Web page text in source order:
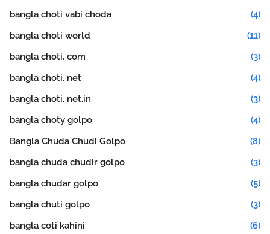
bangla choti vabi choda
(4)
bangla choti world
(11)
bangla choti. com
(3)
bangla choti. net
(4)
bangla choti. net.in
(3)
bangla choty golpo
(4)
Bangla Chuda Chudi Golpo
(8)
bangla chuda chudir golpo
(3)
bangla chudar golpo
(5)
bangla chuti golpo
(3)
bangla coti kahini
(6)